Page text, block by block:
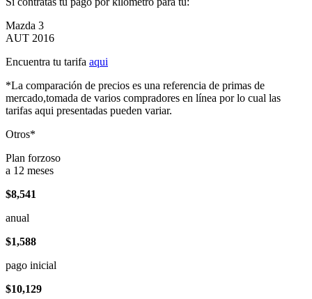
Mazda 3
AUT 2016
Encuentra tu tarifa aqui
*La comparación de precios es una referencia de primas de
mercado,tomada de varios compradores en línea por lo cual las
tarifas aqui presentadas pueden variar.
Otros*
Plan forzoso
a 12 meses
$8,541
anual
$1,588
pago inicial
$10,129